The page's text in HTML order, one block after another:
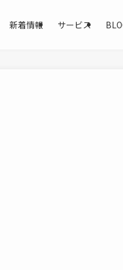
新着情報 サービス